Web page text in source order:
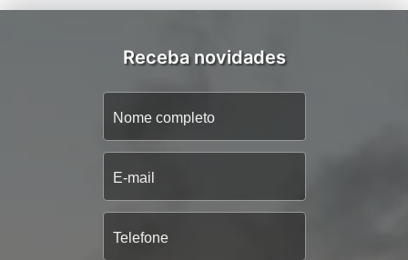
Receba novidades